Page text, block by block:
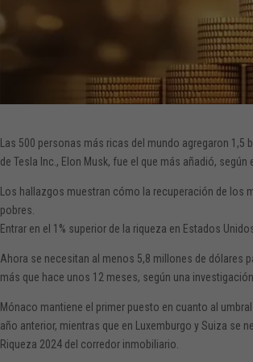
Las 500 personas más ricas del mundo agregaron
de Tesla Inc., Elon Musk, fue el que más añadió,
Los hallazgos muestran cómo la recuperación de
pobres.
Entrar en el 1% superior de la riqueza en Estados
Ahora se necesitan al menos 5,8 millones de dólares
más que hace unos 12 meses, según una investigación
Mónaco mantiene el primer puesto en cuanto al
año anterior, mientras que en Luxemburgo y Suiza se
Riqueza 2024 del corredor inmobiliario.